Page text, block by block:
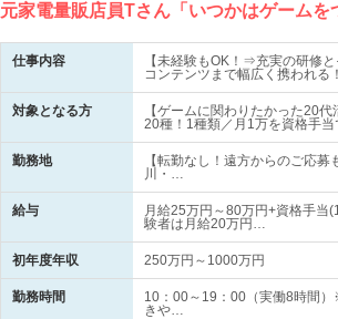
元家電量販店員Tさん「いつかはゲーム
仕事内容
【未経験もOK！⇒充実の研修
コンテンツまで幅広く携われる！
対象となる方
【ゲームに関わりたかった20
20種！1種類／月1万を資格手当
勤務地
【転勤なし！遠方からのご応
川・…
給与
月給25万円～80万円+資格手
験者は月給20万円…
初年度年収 250万円～1000万円
勤務時間
10：00～19：00（実働8時間
きや…